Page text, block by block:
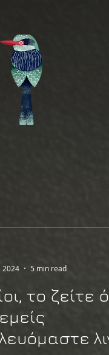
2024
5 min read
το ζείτε